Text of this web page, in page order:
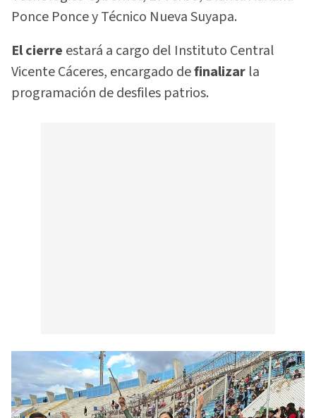
Ponce Ponce y Técnico Nueva Suyapa.
El cierre estará a cargo del Instituto Central
Vicente Cáceres, encargado definalizar la
programación de desfiles patrios.